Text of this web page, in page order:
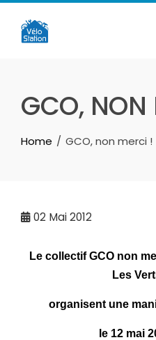
Skip
content
GCO, NON
Home GCO, non merci !
02 Mai 2012
Le collectif GCO non
Les
organisent une
le 12 mai